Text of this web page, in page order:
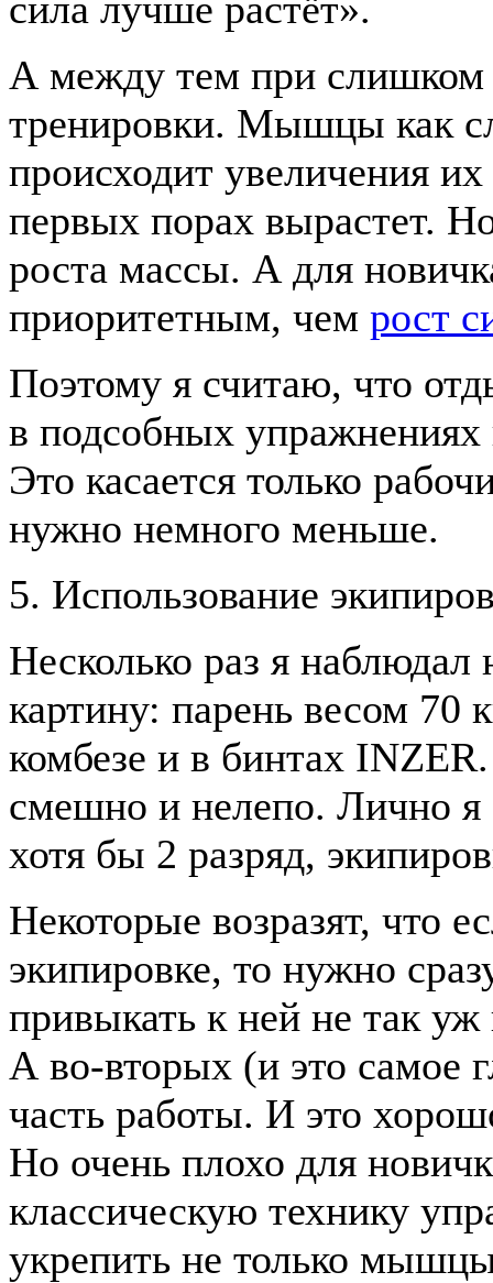
А между тем при слишком
тренировки. Мышцы как
происходит увеличения
первых порах вырастет.
роста массы. А для
приоритетным, чем рост
Поэтому я считаю, что
в подсобных
Это касается только
нужно немного меньше.
5. Использование
Несколько раз я
картину: парень весом 70
комбезе и в бинтах
смешно и нелепо. Лично я
хотя бы 2 разряд,
Некоторые возразят, что
экипировке, то нужно
привыкать к ней не так
А во-вторых (и это самое
часть работы. И это
Но очень плохо для
классическую технику
укрепить не только